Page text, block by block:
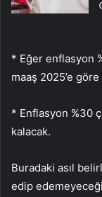
* Eğer enflasyon
maaş 2025’e
* Enflasyon %30
kalacak.
Buradaki asıl
edip